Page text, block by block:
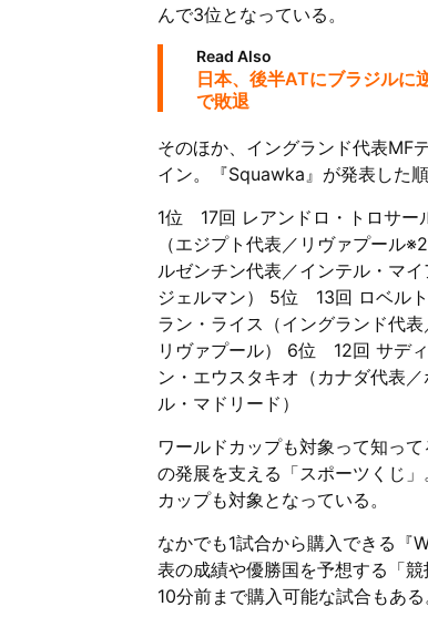
んで3位となっている。
Read Also
日本、後半ATにブラジルに
で敗退
そのほか、イングランド代表MF
イン。『Squawka』が発表した
1位 17回 レアンドロ・トロサ
（エジプト代表／リヴァプー
ルゼンチン代表／インテル・マ
ジェルマン） 5位 13回 ロベル
ラン・ライス（イングランド代
リヴァプール） 6位 12回 サデ
ン・エウスタキオ（カナダ代表
ル・マドリード）
ワールドカップも対象って知っ
の発展を支える「スポーツくじ
カップも対象となっている。
なかでも1試合から購入できる『
表の成績や優勝国を予想する「
10分前まで購入可能な試合もある